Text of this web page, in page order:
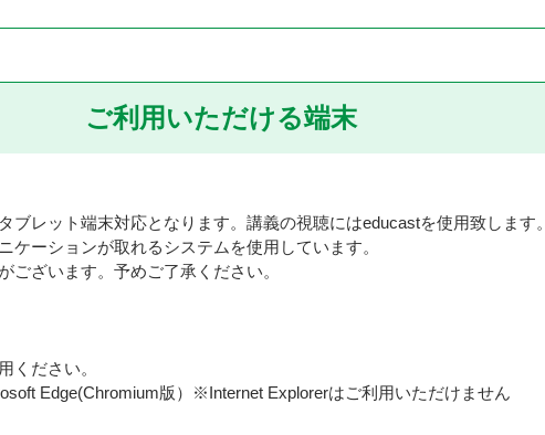
ご利用いただける端末
ブレット端末対応となります。講義の視聴にはeducastを使用致します。
ケーションが取れるシステムを使用しています。
ございます。予めご了承ください。
ください。
Edge(Chromium版）※Internet Explorerはご利用いただけません